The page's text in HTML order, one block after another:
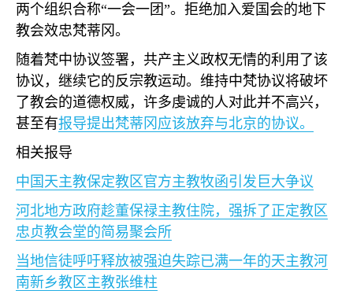
两个组织合称“一会一团”。拒绝加入爱国会的地下
教会效忠梵蒂冈。
随着梵中协议签署，共产主义政权无情的利用了该
协议，继续它的反宗教运动。维持中梵协议将破坏
了教会的道德权威，许多虔诚的人对此并不高兴，
甚至有报导提出梵蒂冈应该放弃与北京的协议。
相关报导
中国天主教保定教区官方主教牧函引发巨大争议
河北地方政府趁董保禄主教住院，强拆了正定教区
忠贞教会堂的简易聚会所
当地信徒呼吁释放被强迫失踪已满一年的天主教河
南新乡教区主教张维柱